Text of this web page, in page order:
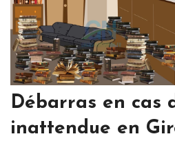
Débarras en cas
inattendue en